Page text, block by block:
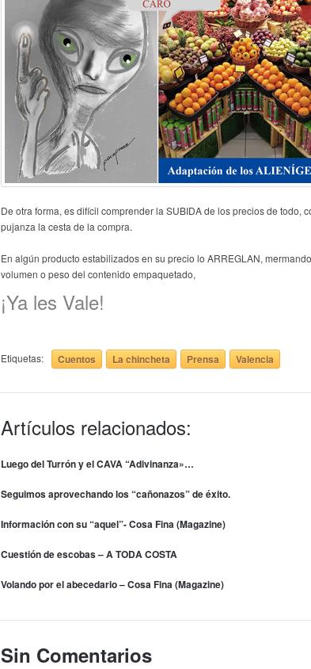
De otra forma, es difícil comprender la SUBIDA de los precios de todo,
pujanza la cesta de la compra.
En algún producto estabilizados en su precio lo ARREGLAN,
volumen o peso del contenido empaquetado,
¡Ya les Vale!
Etiquetas: Cuentos La chincheta Prensa Valencia
Artículos relacionados:
Luego del Turrón y el CAVA “Adivinanza»…
Seguimos aprovechando los “cañonazos” de éxito.
Información con su “aquel”- Cosa Fina (Magazine)
Cuestión de escobas – A TODA COSTA
Volando por el abecedario – Cosa Fina (Magazine)
Sin Comentarios